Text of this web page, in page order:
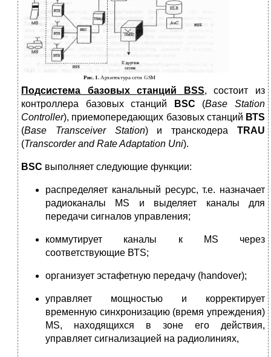
Подсистема базовых станций ВSS, состоит из
контроллера базовых станций
ВSС (Base
Station
Controller), приемопередающих базовых станций ВТS
(Base Transceiver Station) и транскодераТRAU
(Transcorder and RateAdaptation Uni).
ВSС выполняет следующие функции:
распределяет канальный ресурс, т.е. назначает
радиоканалы МS и выделяет каналы для
передачи сигналов управления;
коммутирует каналы к МS через
соответствующие ВТS;
организует эстафетную передачу (handover);
управляет мощностью и корректирует
временную синхронизацию (время упреждения)
МS, находящихся в зоне его действия,
управляет сигнализацией на радиолиниях,